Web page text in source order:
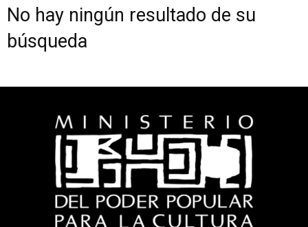
No hay ningún resultado de su
búsqueda